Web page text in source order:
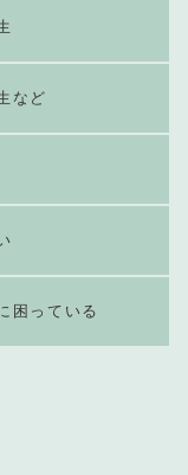
など
困っている